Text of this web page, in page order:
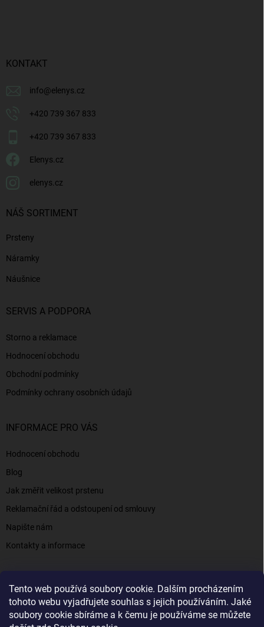
Tento web používá soubory cookie. Dalším procházením
tohoto webu vyjadřujete souhlas s jejich používáním. Jaké
soubory cookie sbíráme a k čemu je používáme se můžete
KONTAKT
info@elenys.cz
+420 739 367 833
+420 739 367 833
Elenys.cz
elenys.cz
NÁŠ SORTIMENT
Prsteny
Náramky
Náušnice
SERVIS A PODPORA
Storno a reklamace
Hodnocení obchodu
Obchodní podmínky
Podmínky ochrany osobních údajů
INFORMACE PRO VÁS
Hodnocení obchodu
Blog
Jak změřit velikost prstenu
Reklamační řád a odstoupení od smlouvy
Napište nám
Kontakty a informace
Elenys.cz - šperky, kterým věříte už od roku 2016